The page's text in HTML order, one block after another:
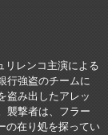
リレンコ主演による
行強盗のチームに
盗み出したアレッ
襲撃者は、フラー
の在り処を探ってい